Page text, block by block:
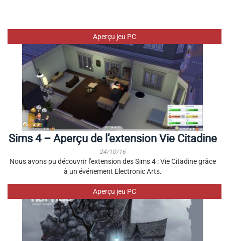
Aperçu jeu PC
Sims 4 – Aperçu de l’extension Vie Citadine
24/10/16
Nous avons pu découvrir l'extension des Sims 4 : Vie Citadine grâce
à un événement Electronic Arts.
Aperçu jeu PC